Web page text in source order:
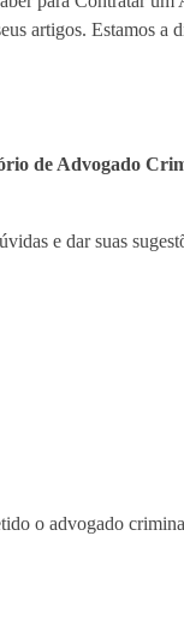
artigos. Estamos a
de Advogado
e dar suas
o advogado